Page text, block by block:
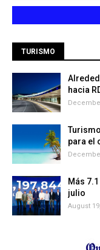
TURISMO
hacia
para el
Más
julio
August